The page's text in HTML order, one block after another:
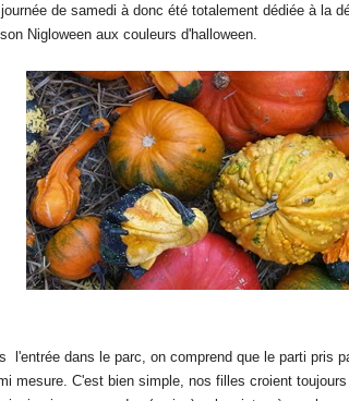
de samedi à donc été totalement dédiée à la
Nigloween aux couleurs d'halloween.
l'entrée dans le parc, on comprend que le parti pris
mesure. C'est bien simple, nos filles croient